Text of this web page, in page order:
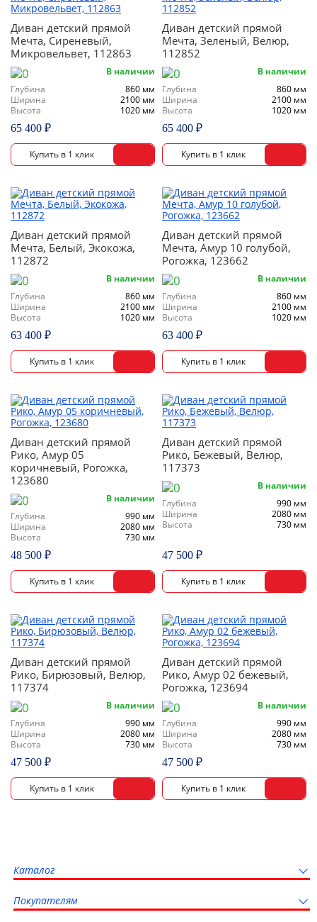
Диван детский прямой
Мечта, Сиреневый,
Микровельвет, 112863
В наличии
Глубина
860 мм
Ширина
2100 мм
Высота
1020 мм
65 400 ₽
Диван детский прямой
Мечта, Зеленый, Велюр,
112852
В наличии
Глубина
860 мм
Ширина
2100 мм
Высота
1020 мм
65 400 ₽
Диван детский прямой
Мечта, Белый, Экокожа,
112872
В наличии
Глубина
860 мм
Ширина
2100 мм
Высота
1020 мм
63 400 ₽
Диван детский прямой
Мечта, Амур 10 голубой,
Рогожка, 123662
В наличии
Глубина
860 мм
Ширина
2100 мм
Высота
1020 мм
63 400 ₽
Диван детский прямой
Рико, Амур 05
коричневый, Рогожка,
123680
В наличии
Глубина
990 мм
Ширина
2080 мм
Высота
730 мм
48 500 ₽
Диван детский прямой
Рико, Бежевый, Велюр,
117373
В наличии
Глубина
990 мм
Ширина
2080 мм
Высота
730 мм
47 500 ₽
Диван детский прямой
Рико, Бирюзовый, Велюр,
117374
В наличии
Глубина
990 мм
Ширина
2080 мм
Высота
730 мм
47 500 ₽
Диван детский прямой
Рико, Амур 02 бежевый,
Рогожка, 123694
В наличии
Глубина
990 мм
Ширина
2080 мм
Высота
730 мм
47 500 ₽
Каталог
Покупателям